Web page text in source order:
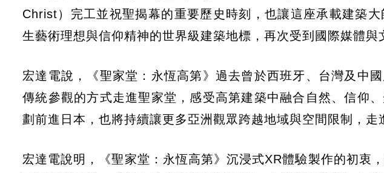
Christ）完工並祝聖揭幕的重要歷史時刻，也讓這座承載建築
生藝術理想與信仰精神的世界級建築地標，再次受到國際媒體與
宏達電說，《聖家堂：永恆高第》過去曾於西班牙、台灣及中
傳統參觀的方式走進聖家堂，感受高第建築中融合自然、信仰
劃前進日本，也將持續讓更多亞洲觀眾跨越地域與空間限制，走
宏達電說明，《聖家堂：永恆高第》沉浸式XR體驗製作的初衷